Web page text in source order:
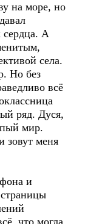
на море, но
сердца. А
села.
Но без
всё
ряд. Дуся,
мир.
зовут меня
и
что могла